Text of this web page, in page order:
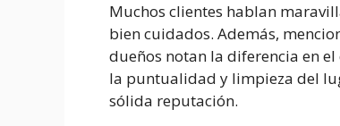
Muchos clientes hablan
bien cuidados. Además,
dueños notan la diferencia en
la puntualidad y limpieza del
sólida reputación.